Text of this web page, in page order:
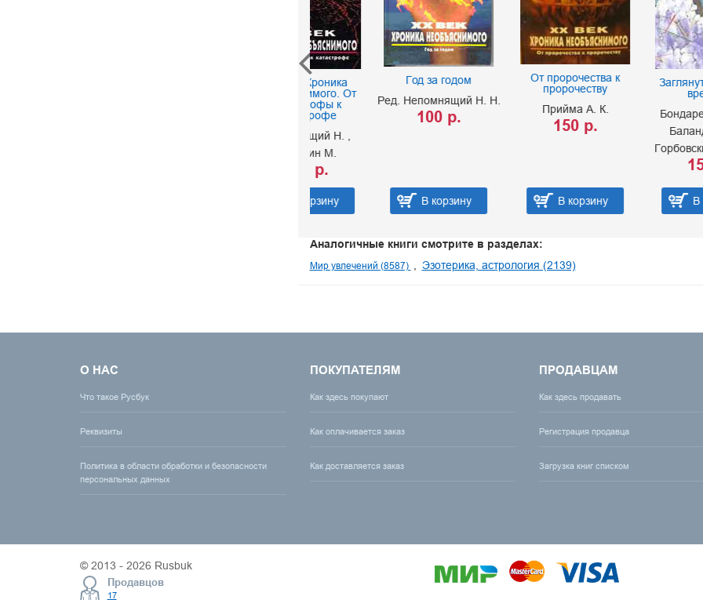
Год за годом
Ред. Непомнящий Н. Н.
В корзину
От пророчества к
В корзину
Заглянуть за завесу
Бондаренко Ю. Я.
Баландин Р. К.
Горбовский А. А. и др
В корзину
Аналогичные книги смотрите в разделах:
Мир увлечений (8587) Эзотерика, астрология (2139)
О НАС
Что такое Русбук
Реквизиты
Политика в области обработки и безопасности
персональных данных
ПОКУПАТЕЛЯМ
Как здесь покупают
Как оплачивается заказ
Как доставляется заказ
ПРОДАВЦАМ
Как здесь продавать
Регистрация продавца
Загрузка книг списком
© 2013 - 2026 Rusbuk
Продавцов
17